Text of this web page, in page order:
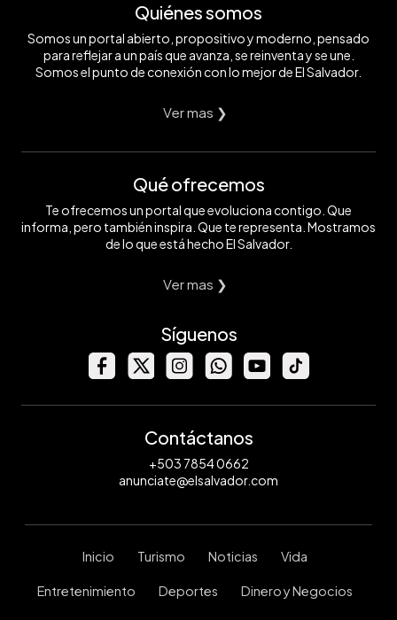
Quiénes somos
Somos un portal abierto, propositivo y moderno, pensado
para reflejar a un país que avanza, se reinventa y se une.
Somos el punto de conexión con lo mejor de El Salvador.
Ver mas ❯
Qué ofrecemos
Te ofrecemos un portal que evoluciona contigo. Que
informa, pero también inspira. Que te representa. Mostramos
de lo que está hecho El Salvador.
Ver mas ❯
Síguenos
Contáctanos
+503 7854 0662
anunciate@elsalvador.com
Inicio Turismo Noticias Vida
Entretenimiento Deportes Dinero y Negocios